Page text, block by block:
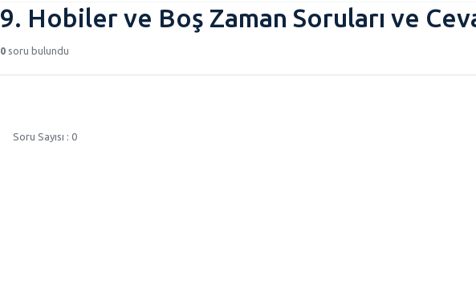
9. Hobiler ve Boş Zaman Soruları ve
0 soru bulundu
Soru Sayısı : 0